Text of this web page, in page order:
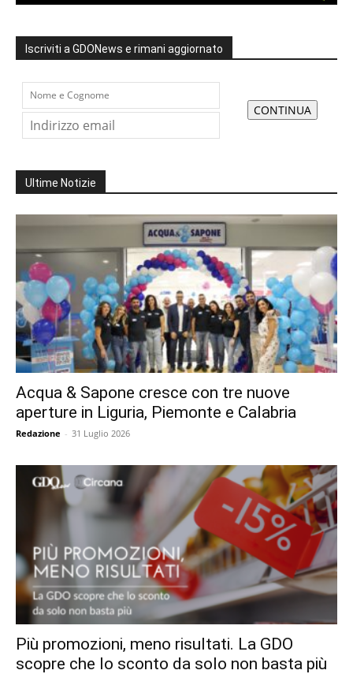
Iscriviti a GDONews e rimani aggiornato
Ultime Notizie
Acqua & Sapone cresce con tre nuove
aperture in Liguria, Piemonte e Calabria
Redazione - 31 Luglio 2026
Più promozioni, meno risultati. La GDO
scopre che lo sconto da solo non basta più